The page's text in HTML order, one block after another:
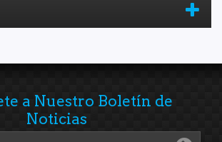
a Nuestro Boletín de
Noticias